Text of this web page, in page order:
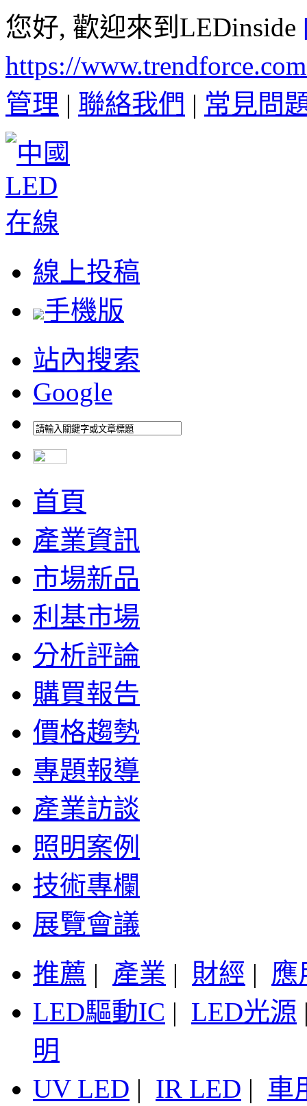
您好, 歡迎來到LEDinside
https://
管理 | 聯絡我們 | 常見問
線上投稿
手機版
站內搜索
Google
首頁
產業資訊
市場新品
利基市場
分析評論
購買報告
價格趨勢
專題報導
產業訪談
照明案例
技術專欄
展覽會議
推薦 | 產業 | 財經 | 應
LED驅動IC | LED光源
明
UV LED | IR LED | 車